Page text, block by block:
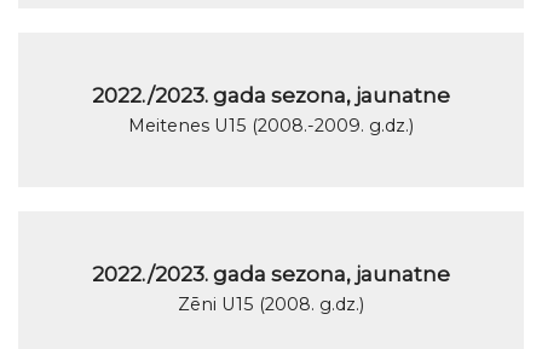
2022./2023. gada sezona, jaunatne
Meitenes U15 (2008.-2009. g.dz.)
2022./2023. gada sezona, jaunatne
Zēni U15 (2008. g.dz.)